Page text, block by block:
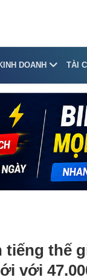
DOANH TÀI
tiếng thế
với